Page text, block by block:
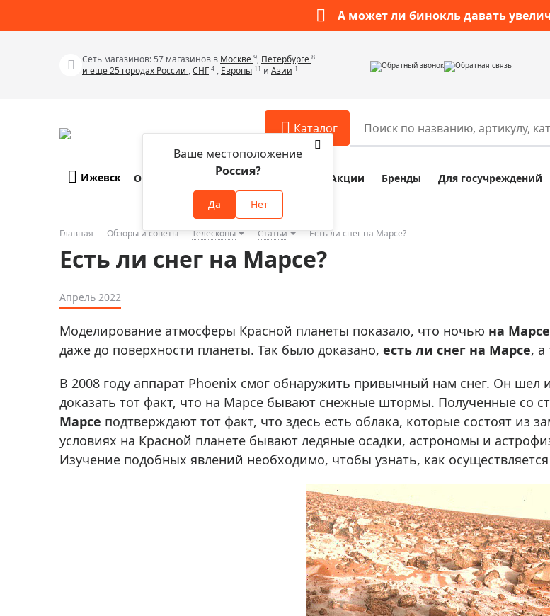
А может ли бинокль давать
Сеть магазинов: 57 магазинов в Москве 9, Петербурге 8
и еще 25 городах России ,СНГ 4 , Европы 11 и Азии 1 Обратный звонок Обратная связь
Каталог
Телескопы
Бинокли
Зрительные трубы
Приборы ночного видения
Прицелы
Фотогаджеты
Метеостанции, барометры, часы
Discovery (Дискавери)
Аксессуары для микроскопов
Аксессуары для зрительных труб
Аксессуары для биноклей
видения
Распродажа оптики по специальным
ценам
Распродажа выставочных образцов
Разное
Лазерные
Сумки,
Средства
Карты,
Элементы
Экшн-
Мерч
Ижевск
Ваше местоположение
Россия?
Да Нет
О компании Оплата и доставка Акции Бренды Для госучреждений
Главная Обзоры и советы Телескопы Статьи Есть ли снег на Марсе?
Есть ли снег на Марсе?
Апрель 2022
Моделирование атмосферы Красной планеты показало, что ночью на Марсе
даже до поверхности планеты. Так было доказано, есть ли снег на Марсе, а
В 2008 году аппарат Phoenix смог обнаружить привычный нам снег. Он шел
доказать тот факт, что на Марсе бывают снежные штормы. Полученные со
Марсе подтверждают тот факт, что здесь есть облака, которые состоят из
условиях на Красной планете бывают ледяные осадки, астрономы и
Изучение подобных явлений необходимо, чтобы узнать, как